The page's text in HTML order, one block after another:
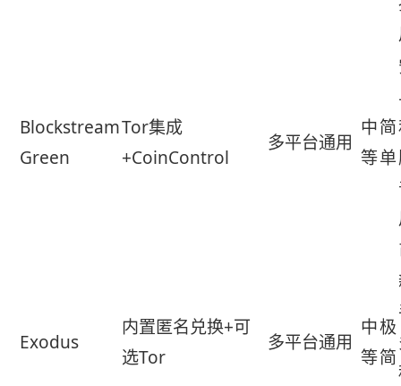
Blockstream
Green
Tor集成
+CoinControl
多平台通用
中
等
简
单
Exodus
内置匿名兑换+可
选Tor
多平台通用
中
等
极
简